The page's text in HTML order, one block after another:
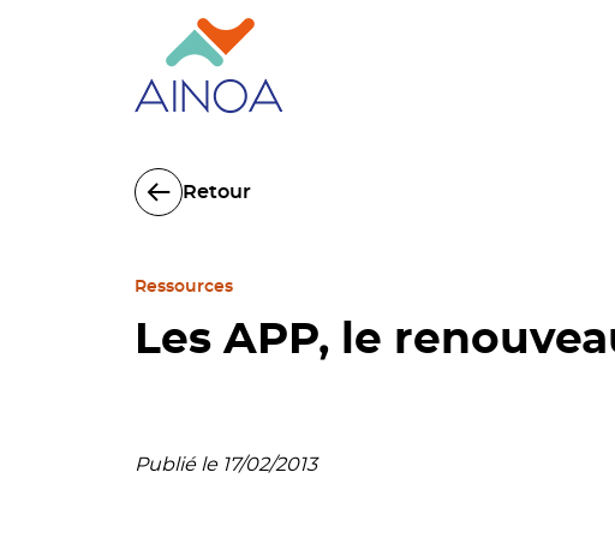
Retour
Ressources
Les APP, le
Publié le 17/02/2013